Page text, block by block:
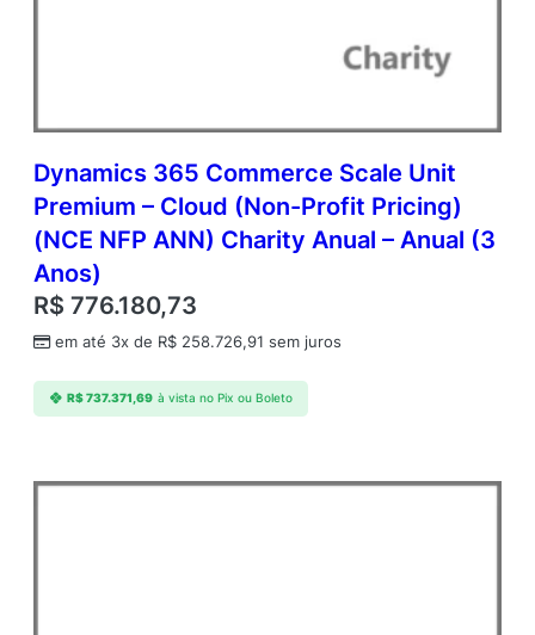
Dynamics 365 Commerce Scale Unit
Premium – Cloud (Non-Profit Pricing)
(NCE NFP ANN) Charity Anual – Anual (3
Anos)
R$ 776.180,73
em até 3x de R$ 258.726,91 sem juros
R$737.371,69 à vista no Pix ou Boleto